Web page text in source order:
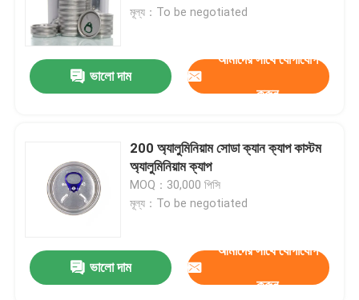
মূল্য：To be negotiated
ভালো দাম
আমাদের সাথে যোগাযোগ
করুন
200 অ্যালুমিনিয়াম সোডা ক্যান ক্যাপ কাস্টম
অ্যালুমিনিয়াম ক্যাপ
MOQ：30,000 পিসি
মূল্য：To be negotiated
ভালো দাম
আমাদের সাথে যোগাযোগ
করুন